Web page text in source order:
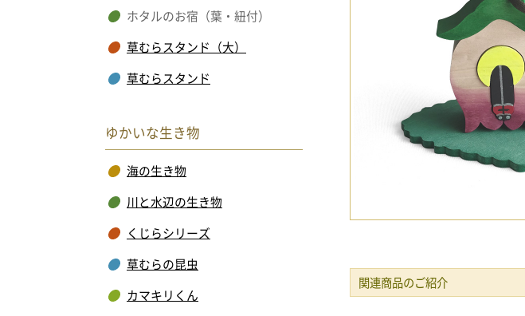
関連商品のご紹介
ホタルのお宿（葉・紐付）
草むらスタンド（大）
草むらスタンド
ゆかいな生き物
海の生き物
川と水辺の生き物
くじらシリーズ
草むらの昆虫
カマキリくん